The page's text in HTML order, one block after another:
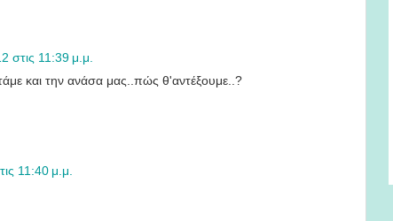
στις 11:39 μ.μ.
και την ανάσα μας..πώς θ'αντέξουμε..?
11:40 μ.μ.